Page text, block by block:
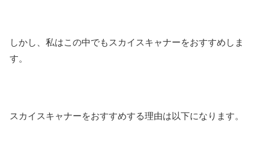
しかし、私はこの中でもスカイスキャナーをおすすめしま
す。
スカイスキャナーをおすすめする理由は以下になります。